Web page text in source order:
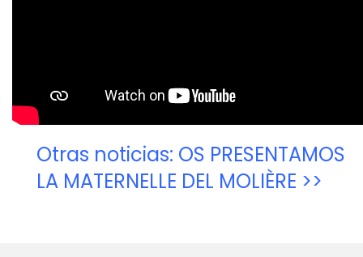
Otras noticias: OS PRESENTAMOS
LA MATERNELLE DEL MOLIÈRE >>